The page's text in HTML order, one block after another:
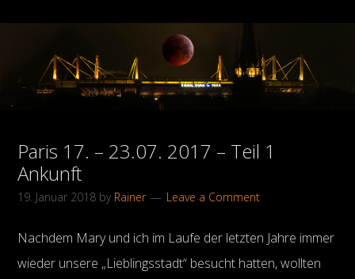
Paris 17. – 23.07. 2017 – Teil 1
Ankunft
19. Januar 2018 by Rainer Leave a Comment
Nachdem Mary und ich im Laufe der letzten Jahre immer
wieder unsere „Lieblingsstadt“ besucht hatten, wollten